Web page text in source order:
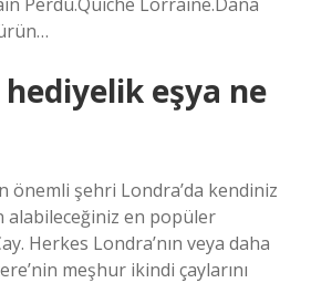
hediyelik eşya ne
önemli şehri Londra’da kendiniz
alabileceğiniz en popüler
Herkes Londra’nın veya daha
meşhur ikindi çaylarını